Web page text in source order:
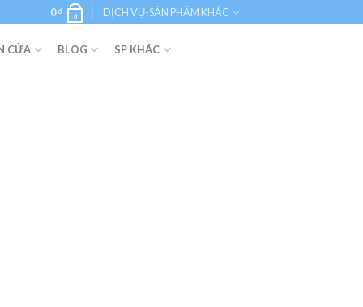
0₫ 0 DỊCH VỤ-SẢN PHẨM KHÁC
CỬA BLOG SP KHÁC